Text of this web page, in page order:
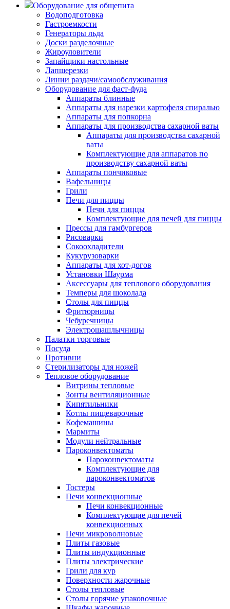
Оборудование для общепита
Водоподготовка
Гастроемкости
Генераторы льда
Доски разделочные
Жироуловители
Запайщики настольные
Лапшерезки
Линии раздачи/самообслуживания
Оборудование для фаст-фуда
Аппараты блинные
Аппараты для нарезки картофеля спиралью
Аппараты для попкорна
Аппараты для производства сахарной ваты
Аппараты для производства сахарной
ваты
Комплектующие для аппаратов по
производству сахарной ваты
Аппараты пончиковые
Вафельницы
Грили
Печи для пиццы
Печи для пиццы
Комплектующие для печей для пиццы
Прессы для гамбургеров
Рисоварки
Сокоохладители
Кукурузоварки
Аппараты для хот-догов
Установки Шаурма
Аксессуары для теплового оборудования
Темперы для шоколада
Столы для пиццы
Фритюрницы
Чебуречницы
Электрошашлычницы
Палатки торговые
Посуда
Противни
Стерилизаторы для ножей
Тепловое оборудование
Витрины тепловые
Зонты вентиляционные
Кипятильники
Котлы пищеварочные
Кофемашины
Мармиты
Модули нейтральные
Пароконвектоматы
Пароконвектоматы
Комплектующие для
пароконвектоматов
Тостеры
Печи конвекционные
Печи конвекционные
Комплектующие для печей
конвекционных
Печи микроволновые
Плиты газовые
Плиты индукционные
Плиты электрические
Грили для кур
Поверхности жарочные
Столы тепловые
Столы горячие упаковочные